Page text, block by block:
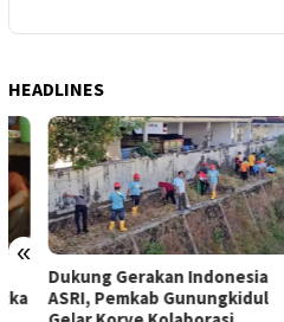
HEADLINES
«
Dukung Gerakan Indonesia
ASRI, Pemkab Gunungkidul